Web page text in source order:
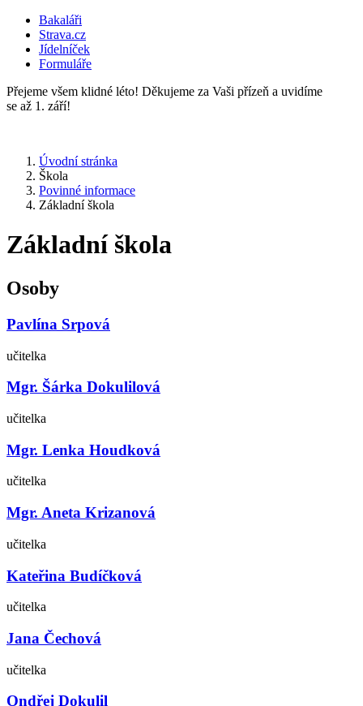
Bakaláři
Strava.cz
Jídelníček
Formuláře
Přejeme všem klidné léto! Děkujeme za Vaši přízeň a uvidíme
se až 1. září!
Úvodní stránka
Škola
Povinné informace
Základní škola
Základní škola
Osoby
Pavlína Srpová
učitelka
Mgr. Šárka Dokulilová
učitelka
Mgr. Lenka Houdková
učitelka
Mgr. Aneta Krizanová
učitelka
Kateřina Budíčková
učitelka
Jana Čechová
učitelka
Ondřej Dokulil